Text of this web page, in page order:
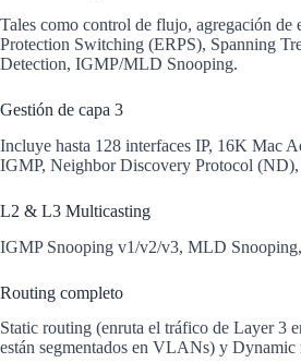
Tales como control de flujo, agregación de
Protection Switching (ERPS), Spanning
Detection, IGMP/MLD Snooping.
Gestión de capa 3
Incluye hasta 128 interfaces IP, 16K Mac
IGMP, Neighbor Discovery Protocol
L2 & L3 Multicasting
IGMP Snooping v1/v2/v3, MLD
Routing completo
Static routing (enruta el tráfico de Layer 3
están segmentados en VLANs) y